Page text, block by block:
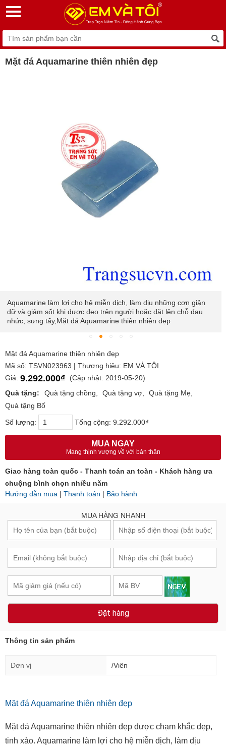
Mặt đá Aquamarine thiên nhiên đẹp
Aquamarine làm lợi cho hệ miễn dịch, làm dịu những cơn giận
dữ và giảm sốt khi được đeo trên người hoặc đặt lên chỗ đau
nhức, sưng tấy,Mặt đá Aquamarine thiên nhiên đẹp
Mặt đá Aquamarine thiên nhiên đẹp
Mã số: TSVN023963 | Thương hiệu: EM VÀ TÔI
Giá: 9.292.000₫
(Cập nhật: 2019-05-20)
Quà tặng:
Quà tặng chồng Quà tặng vợ
Quà tặng Mẹ
Quà tặng Bố
Số lượng: Tổng cộng: 9.292.000₫
MUA NGAY
Mang thịnh vượng về với bản thân
Giao hàng toàn quốc - Thanh toán an toàn - Khách hàng ưa
chuộng bình chọn nhiều năm
Hướng dẫn mua | Thanh toán | Bảo hành
MUA HÀNG NHANH
Đặt hàng
Thông tin sản phẩm
Đơn vị /Viên
Mặt đá Aquamarine thiên nhiên đẹp
Mặt đá Aquamarine thiên nhiên đẹp được chạm khắc đẹp,
tinh xảo. Aquamarine làm lợi cho hệ miễn dịch, làm dịu